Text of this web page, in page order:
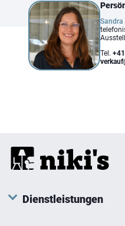
Sandra
Tel.
Dienstleistungen